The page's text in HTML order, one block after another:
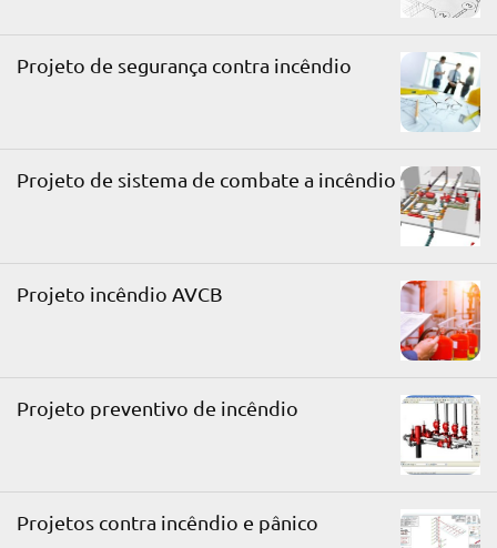
Projeto de segurança contra incêndio
Projeto de sistema de combate a incêndio
Projeto incêndio AVCB
Projeto preventivo de incêndio
Projetos contra incêndio e pânico